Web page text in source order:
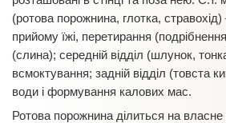
(ротова порожнина, глотка,
прийому їжі, перетирання
(слина); середній відділ (шлунок,
всмоктування; задній відділ (товста
води і формування калових мас.
Ротова порожнина ділиться на власне